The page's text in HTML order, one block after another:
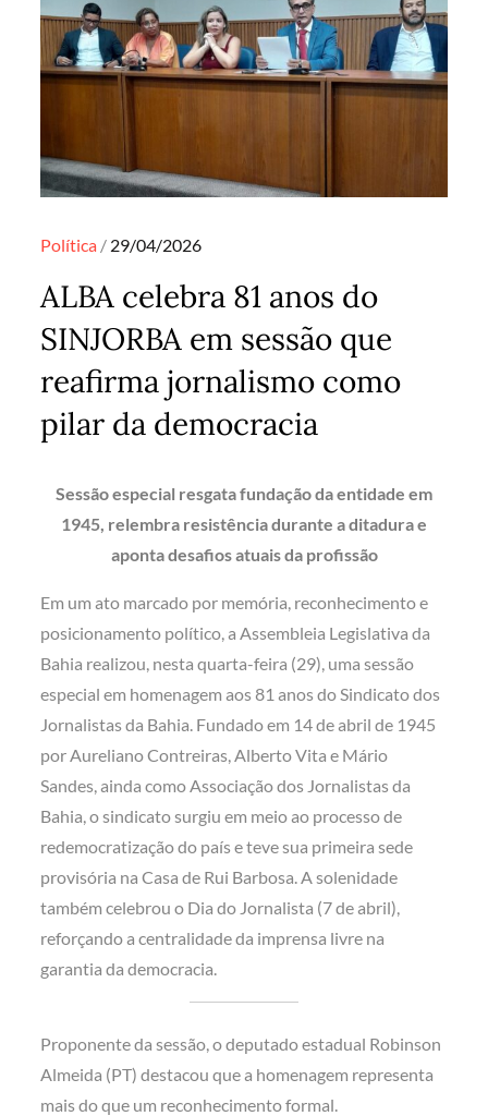
Política Posted
29/04/2026
ALBA celebra 81 anos do
SINJORBA em sessão que
reafirma jornalismo como
pilar da democracia
Sessão especial resgata fundação da entidade em
1945, relembra resistência durante a ditadura e
aponta desafios atuais da profissão
Em um ato marcado por memória, reconhecimento e
posicionamento político, a Assembleia Legislativa da
Bahia realizou, nesta quarta-feira (29), uma sessão
especial em homenagem aos 81 anos do Sindicato dos
Jornalistas da Bahia. Fundado em 14 de abril de 1945
por Aureliano Contreiras, Alberto Vita e Mário
Sandes, ainda como Associação dos Jornalistas da
Bahia, o sindicato surgiu em meio ao processo de
redemocratização do país e teve sua primeira sede
provisória na Casa de Rui Barbosa. A solenidade
também celebrou o Dia do Jornalista (7 de abril),
reforçando a centralidade da imprensa livre na
garantia da democracia.
Proponente da sessão, o deputado estadual Robinson
Almeida (PT) destacou que a homenagem representa
mais do que um reconhecimento formal.